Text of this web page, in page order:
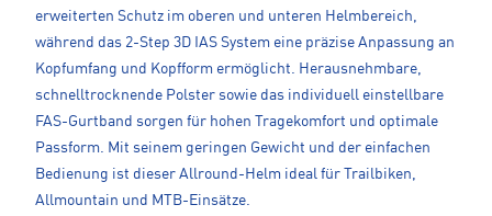
erweiterten Schutz im oberen und unteren Helmbereich,
während das 2-Step 3D IAS System eine präzise Anpassung an
Kopfumfang und Kopfform ermöglicht. Herausnehmbare,
schnelltrocknende Polster sowie das individuell einstellbare
FAS-Gurtband sorgen für hohen Tragekomfort und optimale
Passform. Mit seinem geringen Gewicht und der einfachen
Bedienung ist dieser Allround-Helm ideal für Trailbiken,
Allmountain und MTB-Einsätze.